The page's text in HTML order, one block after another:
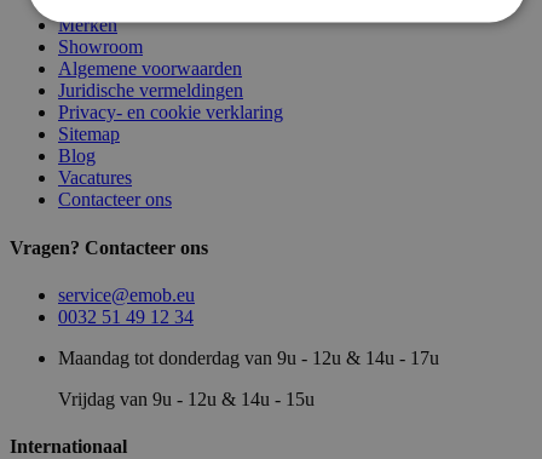
Merken
Showroom
Algemene voorwaarden
Juridische vermeldingen
Privacy- en cookie verklaring
Sitemap
Blog
Vacatures
Contacteer ons
Vragen? Contacteer ons
service@emob.eu
0032 51 49 12 34
Maandag tot donderdag van 9u - 12u & 14u - 17u
Vrijdag van 9u - 12u & 14u - 15u
Internationaal